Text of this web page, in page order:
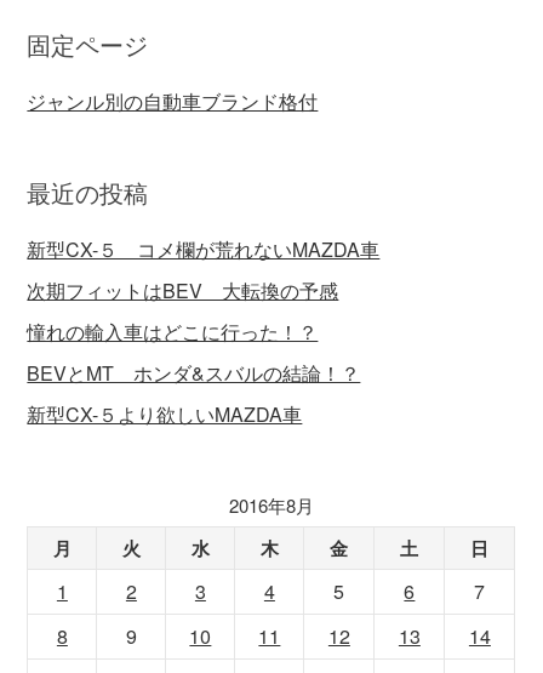
固定ページ
ジャンル別の自動車ブランド格付
最近の投稿
新型CX-５ コメ欄が荒れないMAZDA車
次期フィットはBEV 大転換の予感
憧れの輸入車はどこに行った！？
BEVとMT ホンダ&スバルの結論！？
新型CX-５より欲しいMAZDA車
2016年8月
月 火 水 木 金 土 日
1 2 3 4 5 6
7
8
9 10 11 12 13
14